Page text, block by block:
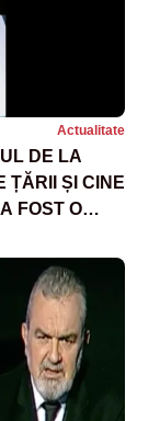
Actualitate
DE LA
ȚĂRII ȘI CINE
FOST O